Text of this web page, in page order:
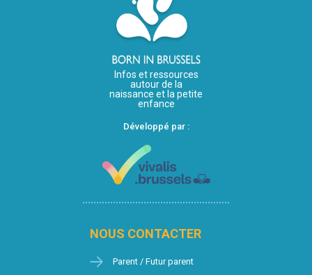
Infos et ressources
autour de la
naissance et la petite
enfance
Développé par :
NOUS CONTACTER
Parent / Futur parent